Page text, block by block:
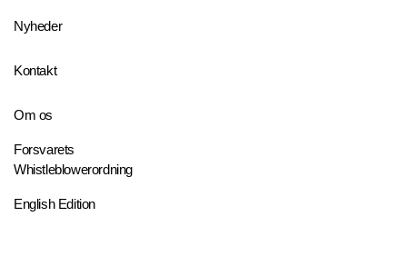
Nyheder
Kontakt
Om os
Forsvarets
Whistleblowerordning
English Edition